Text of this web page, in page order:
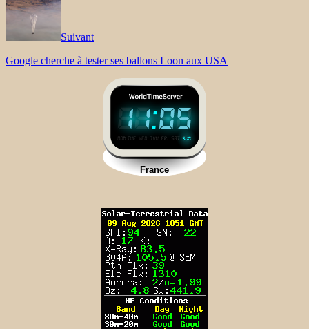
Suivant
Google cherche à tester ses ballons Loon aux USA